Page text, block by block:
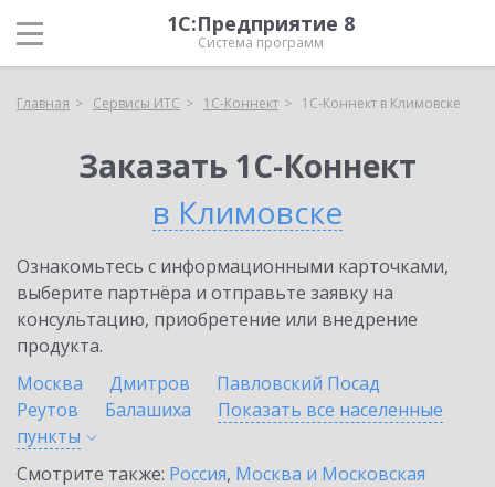
1С:Предприятие 8
Система программ
Главная Сервисы ИТС 1С-Коннект 1С-Коннект в Климовске
Заказать 1С-Коннект
в Климовске
Ознакомьтесь с информационными карточками,
выберите партнёра и отправьте заявку на
консультацию, приобретение или внедрение
продукта.
Москва
Дмитров
Павловский Посад
Реутов
Балашиха
Показать все населенные
пункты
Смотрите также: Россия, Москва и Московская